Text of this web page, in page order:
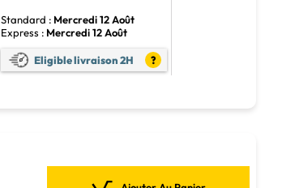
Standard : Mercredi 12 Août
Express : Mercredi 12 Août
Eligible livraison 2H ?